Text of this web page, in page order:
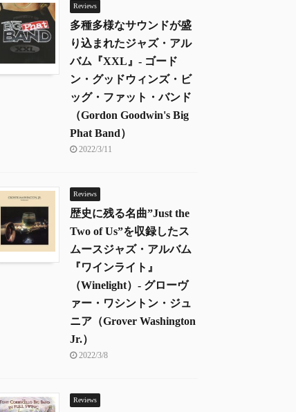
Reviews
多種多様なサウンドが盛
り込まれたジャズ・アル
バム『XXL』- ゴード
ン・グッドウィンズ・ビ
ッグ・ファット・バンド
（Gordon Goodwin's Big
Phat Band）
2022/3/11
Reviews
歴史に残る名曲”Just the
Two of Us”を収録したス
ムースジャズ・アルバム
『ワインライト』
（Winelight）- グローヴ
ァー・ワシントン・ジュ
ニア（Grover Washington
Jr.）
2022/3/8
Reviews